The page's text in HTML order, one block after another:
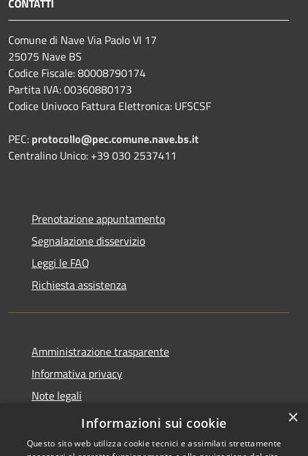
CONTATTI
Comune di Nave Via Paolo VI 17
25075 Nave BS
Codice Fiscale: 80008790174
Partita IVA: 00360880173
Codice Univoco Fattura Elettronica: UFSCSF
PEC: protocollo@pec.comune.nave.bs.it
Centralino Unico: +39 030 2537411
Prenotazione appuntamento
Segnalazione disservizio
Leggi le FAQ
Richiesta assistenza
Amministrazione trasparente
Informativa privacy
Note legali
Dichiarazione di accessibilità
×
Informazioni sui cookie
Questo sito web utilizza cookie tecnici e assimilati strettamente